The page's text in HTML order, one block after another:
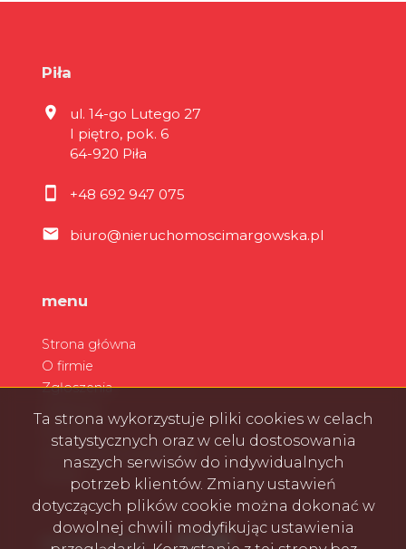
Piła
ul. 14-go Lutego 27
I piętro, pok. 6
64-920 Piła
+48 692 947 075
biuro@nieruchomoscimargowska.pl
menu
Strona główna
O firmie
Zgłoszenia
Zarządzanie wynajmem
social media Facebook
Facebook
Facebook
Facebook
Ta strona wykorzystuje pliki cookies w celach
statystycznych oraz w celu dostosowania
naszych serwisów do indywidualnych
potrzeb klientów. Zmiany ustawień
dotyczących plików cookie można dokonać w
dowolnej chwili modyfikując ustawienia